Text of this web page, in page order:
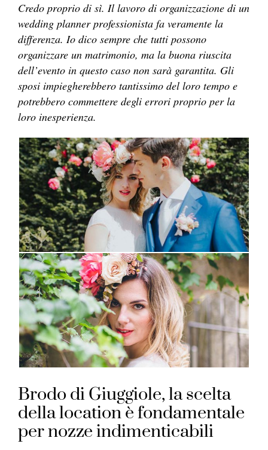
Credo proprio di sì. Il lavoro di organizzazione di un
wedding planner professionista fa veramente la
differenza. Io dico sempre che tutti possono
organizzare un matrimonio, ma la buona riuscita
dell’evento in questo caso non sarà garantita. Gli
sposi impiegherebbero tantissimo del loro tempo e
potrebbero commettere degli errori proprio per la
loro inesperienza.
Brodo di Giuggiole, la scelta
della location è fondamentale
per nozze indimenticabili